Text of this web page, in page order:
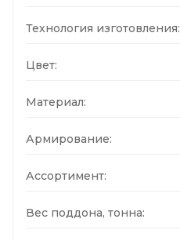
Технология изготовления:
Цвет:
Материал:
Армирование:
Ассортимент:
Вес поддона, тонна: